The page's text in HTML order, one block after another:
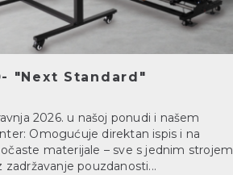
"Next Standard"
2026. u našoj ponudi i našem
Omogućuje direktan ispis i na
materijale – sve s jednim strojem
pouzdanosti...